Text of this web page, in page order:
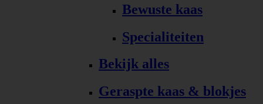
Bewuste kaas
Specialiteiten
Bekijk alles
Geraspte kaas & blokjes